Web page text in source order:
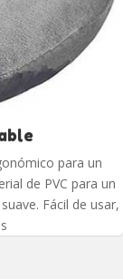
para un
de PVC para un
Fácil de usar,